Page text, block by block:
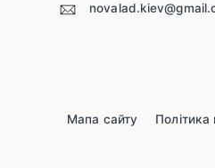
Мапа сайту Політика